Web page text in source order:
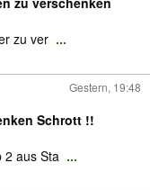
zu ver ...
Gestern, 19:48
Schrott !!
2 aus Sta ...